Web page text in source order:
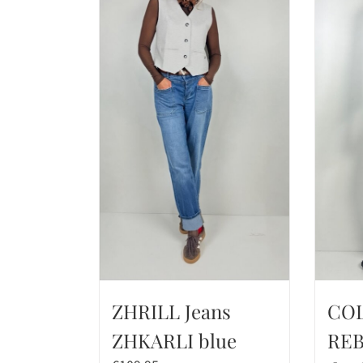
ZHRILL Jeans
ZHKARLI blue